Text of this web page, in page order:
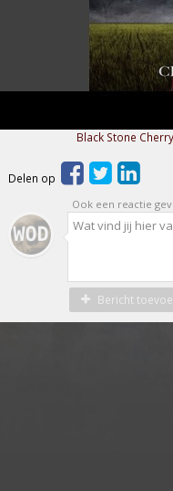
Black Stone
Delen op
Ook een reactie
Bericht